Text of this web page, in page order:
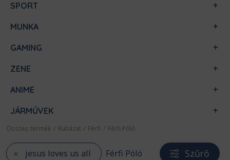
SPORT
MUNKA
GAMING
ZENE
ANIME
JÁRMŰVEK
Összes termék / Ruházat / Férfi / Férfi Póló
jesus loves us all Férfi Póló Szűrő